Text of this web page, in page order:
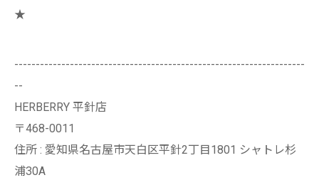
★
--------------------------------------------------------------------
--
HERBERRY 平針店
〒468-0011
住所 : 愛知県名古屋市天白区平針2丁目1801 シャトレ杉
浦30A